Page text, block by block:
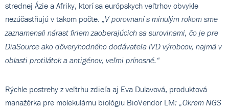
strednej Ázie a Afriky, ktorí sa európskych veľtrhov obvykle
nezúčastňujú v takom počte. „V porovnaní s minulým rokom sme
zaznamenali nárast firiem zaoberajúcich sa surovinami, čo je pre
DiaSource ako dôveryhodného dodávateľa IVD výrobcov, najmä v
oblasti protilátok a antigénov, veľmi prínosné.“
Rýchle postrehy z veľtrhu zdieľa aj Eva Dulavová, produktová
manažérka pre molekulárnu biológiu BioVendor LM: „Okrem NGS